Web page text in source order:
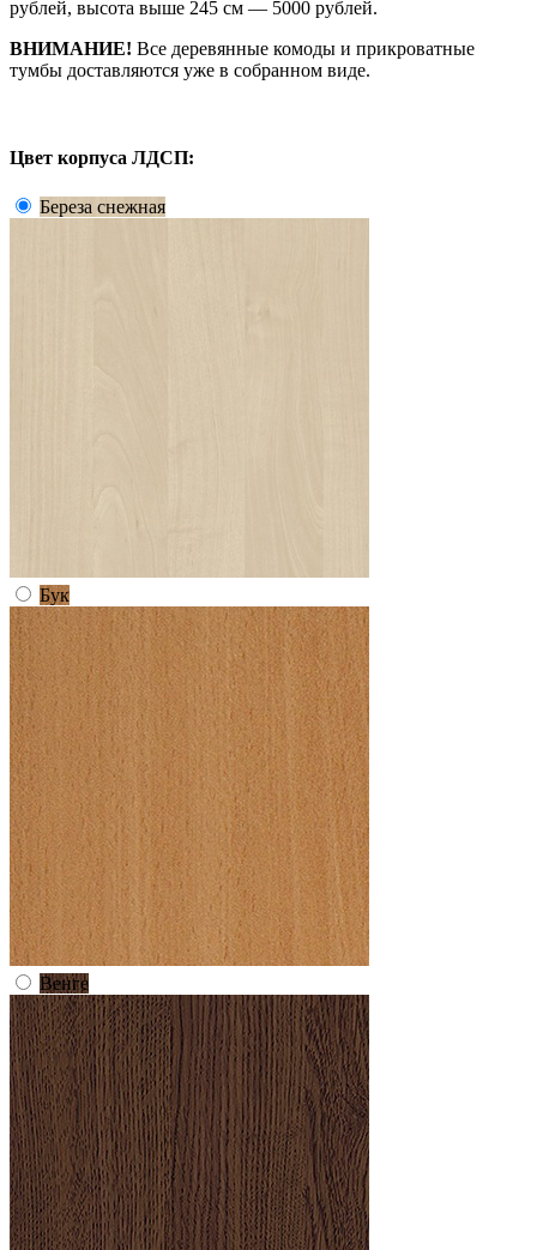
рублей, высота выше 245 см — 5000 рублей.
ВНИМАНИЕ! Все деревянные комоды и прикроватные
тумбы доставляются уже в собранном виде.
Цвет корпуса ЛДСП:
Береза снежная
Бук
Венге